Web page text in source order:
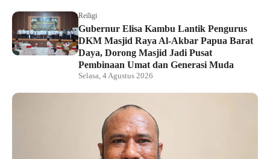
Reiligi
Gubernur Elisa Kambu Lantik Pengurus
DKM Masjid Raya Al-Akbar Papua Barat
Daya, Dorong Masjid Jadi Pusat
Pembinaan Umat dan Generasi Muda
Selasa, 4 Agustus 2026